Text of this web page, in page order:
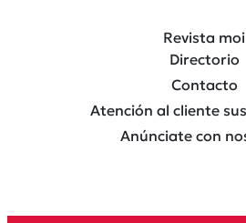
Revista moi
Directorio
Contacto
Atención al cliente
Anúnciate con